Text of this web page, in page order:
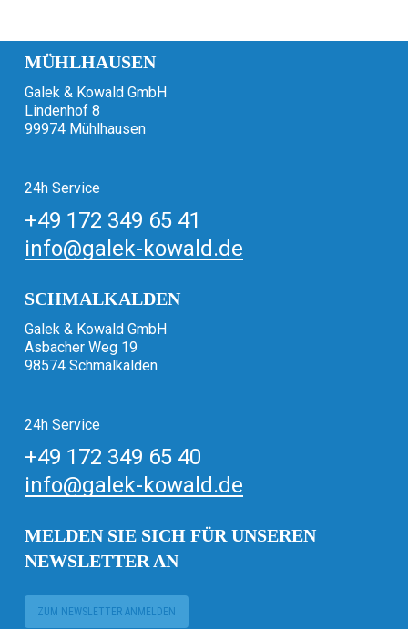
MÜHLHAUSEN
Galek & Kowald GmbH
Lindenhof 8
99974 Mühlhausen
24h Service
+49 172 349 65 41
info@galek-kowald.de
SCHMALKALDEN
Galek & Kowald GmbH
Asbacher Weg 19
98574 Schmalkalden
24h Service
+49 172 349 65 40
info@galek-kowald.de
MELDEN SIE SICH FÜR UNSEREN
NEWSLETTER AN
ZUM NEWSLETTER ANMELDEN